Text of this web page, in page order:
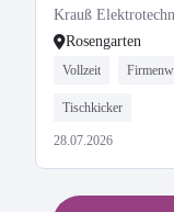
Krauß
Rosengarten
Vollzeit
Tischkicker
28.07.2026